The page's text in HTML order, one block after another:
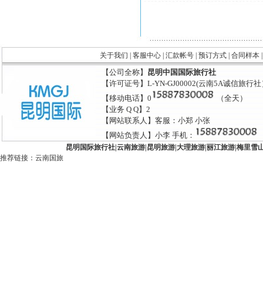
关于我们 客服中心| 汇款帐号| 预订方式| 合同样本
【公司全称】 昆明中国国际旅行社
【许可证号】L-YN-GJ00002(云南5A诚信旅行社
【移动电话】0
（全天）
【业务 Q Q】2
【网站联系人】客服：小郑 小张
【网站负责人】小李 手机：
昆明国际旅行社| 云南旅游| 昆明旅游| 大理旅游| 丽江旅游| 梅里雪
推荐链接： 云南国旅